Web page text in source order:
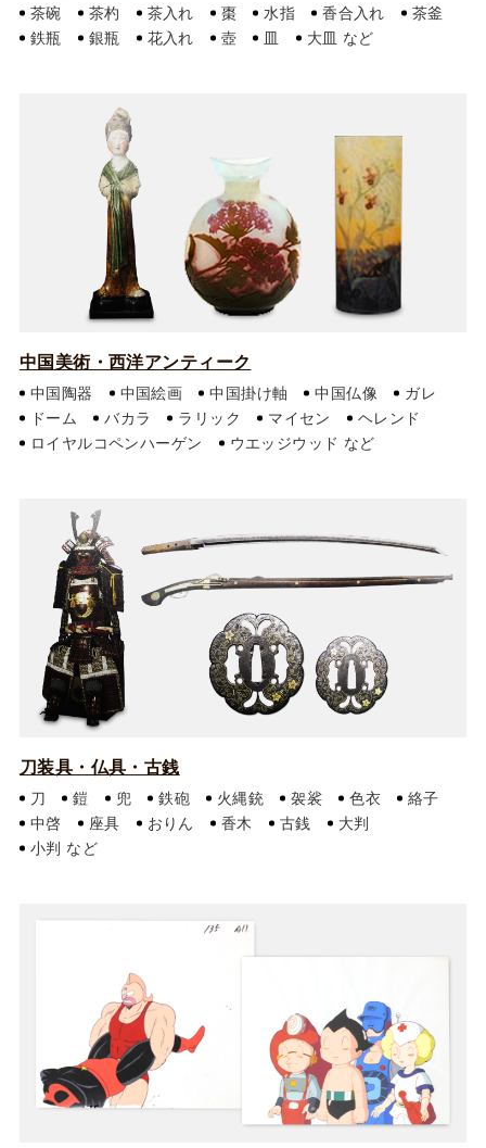
茶碗 茶杓 茶入れ 棗 水指 香合入れ
茶釜
鉄瓶
銀瓶 花入れ 壺 皿 大皿
中国美術・西洋アンティーク
中国陶器 中国絵画 中国掛け軸 中国仏像
ガレ
ドーム
バカラ ラリック マイセン
ヘレンド
ロイヤルコペンハーゲン
ウエッジウッド
刀装具・仏具・古銭
刀 鎧 兜 鉄砲 火縄銃 袈裟 色衣
絡子
中啓
座具 おりん 香木 古銭
大判
小判